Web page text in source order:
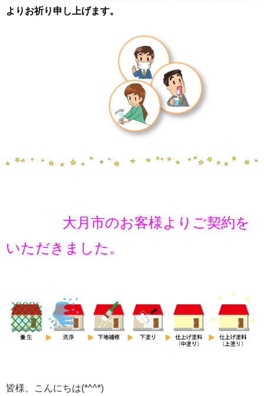
よりお祈り申し上げます。
大月市のお客様よりご契約を
いただきました。
皆様、こんにちは(*^^*)